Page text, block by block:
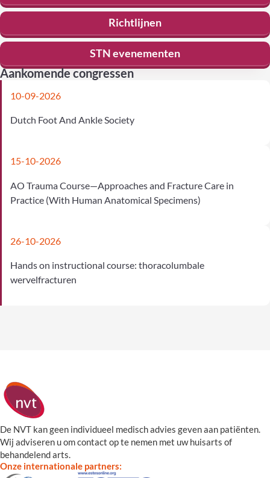
Richtlijnen
STN evenementen
Aankomende congressen
10-09-2026
Dutch Foot And Ankle Society
15-10-2026
AO Trauma Course—Approaches and Fracture Care in
Practice (With Human Anatomical Specimens)
26-10-2026
Hands on instructional course: thoracolumbale
wervelfracturen
De NVT kan geen individueel medisch advies geven aan patiënten.
Wij adviseren u om contact op te nemen met uw huisarts of
behandelend arts.
Onze internationale partners: